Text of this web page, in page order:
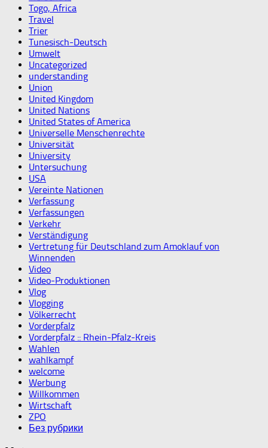
Togo, Africa
Travel
Trier
Tunesisch-Deutsch
Umwelt
Uncategorized
understanding
Union
United Kingdom
United Nations
United States of America
Universelle Menschenrechte
Universität
University
Untersuchung
USA
Vereinte Nationen
Verfassung
Verfassungen
Verkehr
Verständigung
Vertretung für Deutschland zum Amoklauf von
Winnenden
Video
Video-Produktionen
Vlog
Vlogging
Völkerrecht
Vorderpfalz
Vorderpfalz :: Rhein-Pfalz-Kreis
Wahlen
wahlkampf
welcome
Werbung
Willkommen
Wirtschaft
ZPO
Без рубрики